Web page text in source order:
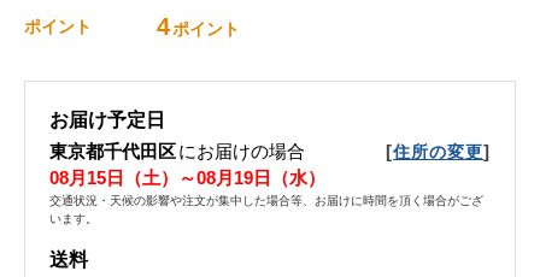
ポイント 4ポイント
お届け予定日
東京都千代田区にお届けの場合 [住所の変更]
08月15日（土）～08月19日（水）
交通状況・天候の影響や注文が集中した場合等、お届けに時間を頂く場合がござ
います。
送料